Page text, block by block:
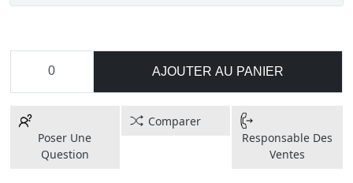
AJOUTER AU PANIER
Poser Une
Question
Comparer
Responsable Des
Ventes